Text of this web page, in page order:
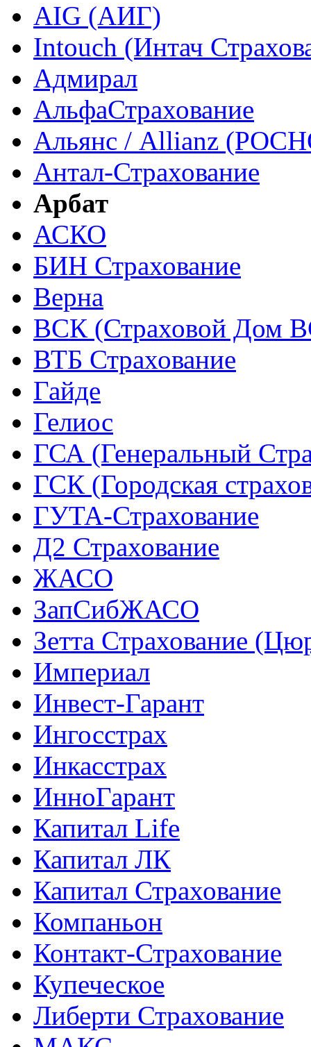
AIG (АИГ)
Intouch (Интач
Адмирал
АльфаСтрахование
Альянс / Allianz
Антал-Страхование
Арбат
АСКО
БИН Страхование
Верна
ВСК (Страховой Дом
ВТБ Страхование
Гайде
Гелиос
ГСА (Генеральный
ГСК (Городская
ГУТА-Страхование
Д2 Страхование
ЖАСО
ЗапСибЖАСО
Зетта Страхование
Империал
Инвест-Гарант
Ингосстрах
Инкасстрах
ИнноГарант
Капитал Life
Капитал ЛК
Капитал Страхование
Компаньон
Контакт-Страхование
Купеческое
Либерти Страхование